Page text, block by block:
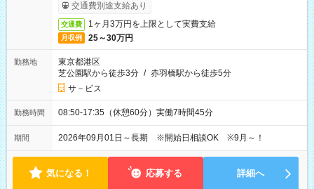
交通費別途支給あり
交通費 1ヶ月3万円を上限として実費支給
月収例 25～30万円
勤務地
東京都港区
芝公園駅から徒歩3分 / 赤羽橋駅から徒歩5分
サ－ビス
勤務時間 08:50-17:35（休憩60分）実働7時間45分
期間 2026年09月01日～長期 ※開始日相談OK ※9月～！
気になる！ 応募する 詳細へ